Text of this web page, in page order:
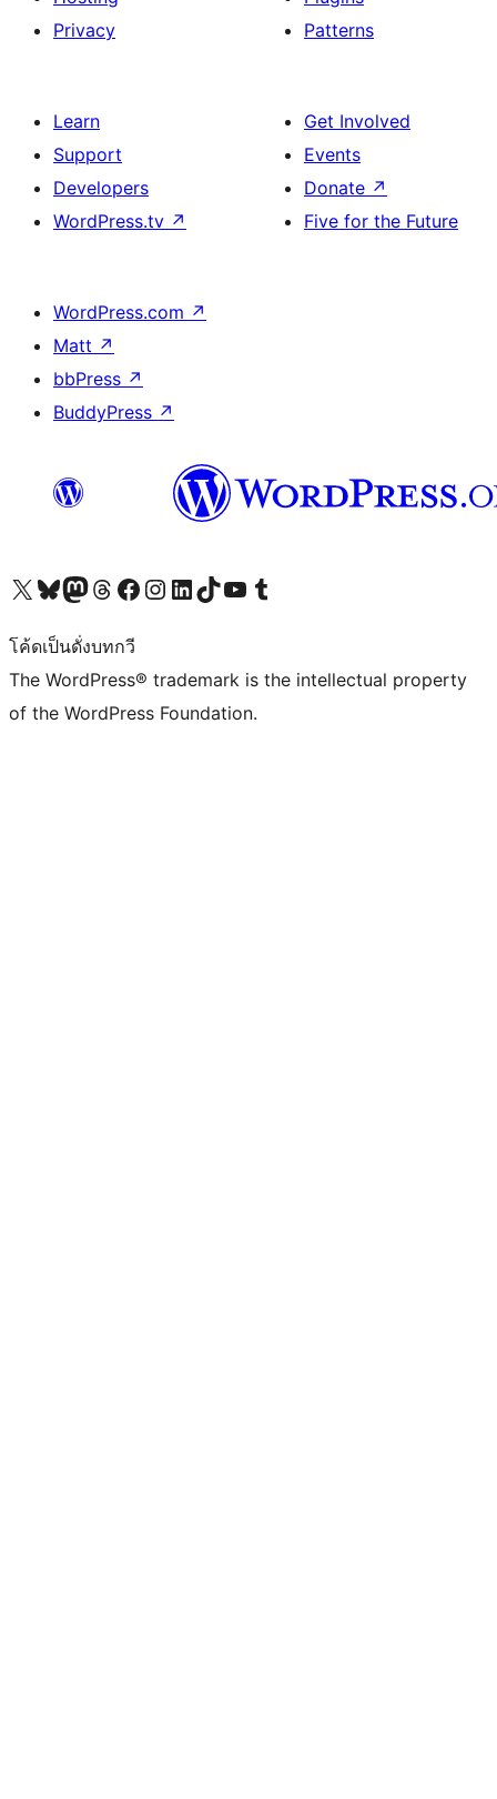
Privacy
Patterns
Learn
Support
Developers
WordPress.tv ↗
Get Involved
Events
Donate ↗
Five for the Future
WordPress.com ↗
Matt ↗
bbPress ↗
BuddyPress ↗
Visit our X (formerly Twitter) account
Visit our Bluesky account
Visit our Mastodon account
Visit our Threads account
Visit our Facebook page
Visit our Instagram account
Visit our LinkedIn account
Visit our TikTok account
Visit our YouTube channel
Visit our Tumblr account
โค้ดเป็นดั่งบทกวี
The WordPress® trademark is the intellectual property
of the WordPress Foundation.